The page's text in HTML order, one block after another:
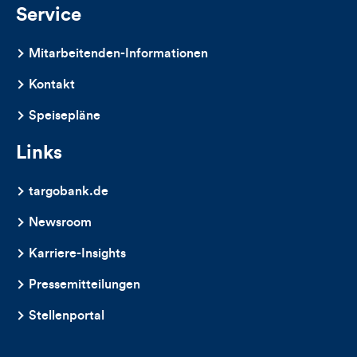
Kommentare
dieses
Artikels
Service
Mitarbeitenden-Informationen
Kontakt
Speisepläne
Links
targobank.de
Newsroom
Karriere-Insights
Pressemitteilungen
Stellenportal